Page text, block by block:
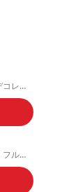
《ホールケーキ・生クリーム・チョコ生クリームデコレーション》ご予約フォーム
《ホールケーキ・チーズケーキ・ガトーショコラ・フルーツタルト》ご予約